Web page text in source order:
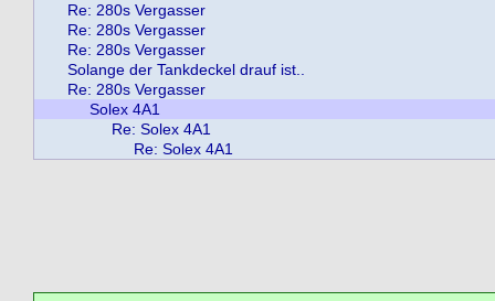
Re: 280s Vergasser
Re: 280s Vergasser
Re: 280s Vergasser
Solange der Tankdeckel drauf ist..
Re: 280s Vergasser
Solex 4A1
Re: Solex 4A1
Re: Solex 4A1